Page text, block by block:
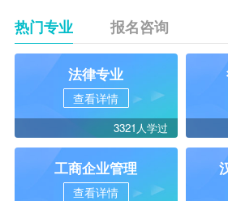
热门专业 报名咨询
法律专业
查看详情
3321人学过
工商企业管理
查看详情